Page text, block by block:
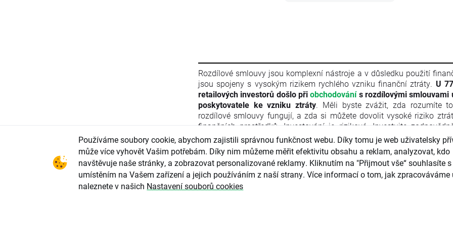
Rozdílové smlouvy jsou komplexní nástroje a v důsledku použití
jsou spojeny s vysokým rizikem rychlého vzniku finanční ztráty. U
retailových investorů došlo přiobchodovánís rozdílovými smlouvami
poskytovatele ke vzniku ztráty. Měli byste zvážit, zda rozumíte
rozdílové smlouvy fungují, a zda si můžete dovolit vysoké riziko
finančních prostředků. Investování je rizikové. Investujte
materiál je marketingovou komunikací ve smyslu čl. 24 odst. 3
Evropského parlamentu a Rady 2014/65/EU ze dne 15. května 2014
finančních nástrojů, kterou se mění směrnice 2002/92/ES a
2011/61/EU (MiFID II). Marketingová komunikace není investiční
ani informace doporučující či navrhující investiční strategii ve smyslu
Evropského parlamentu a Rady (EU) č. 596/2014 ze dne 16. dubna
Používáme soubory cookie, abychom zajistili správnou funkčnost webu. Díky tomu je web uživatelsky
může více vyhovět Vašim potřebám. Díky nim můžeme měřit efektivitu obsahu a reklam, analyzovat, kdo
navštěvuje naše stránky, a zobrazovat personalizované reklamy. Kliknutím na "Přijmout vše“ souhlasíte
umístěním na Vašem zařízení a jejich používáním z naší strany. Více informací o tom, jak zpracováváme
naleznete v našich Nastavení souborů cookies